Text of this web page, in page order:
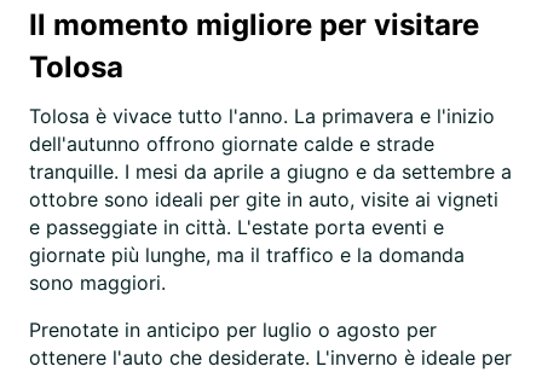
Il momento migliore per visitare
Tolosa
Tolosa è vivace tutto l'anno. La primavera e l'inizio
dell'autunno offrono giornate calde e strade
tranquille. I mesi da aprile a giugno e da settembre a
ottobre sono ideali per gite in auto, visite ai vigneti
e passeggiate in città. L'estate porta eventi e
giornate più lunghe, ma il traffico e la domanda
sono maggiori.
Prenotate in anticipo per luglio o agosto per
ottenere l'auto che desiderate. L'inverno è ideale per